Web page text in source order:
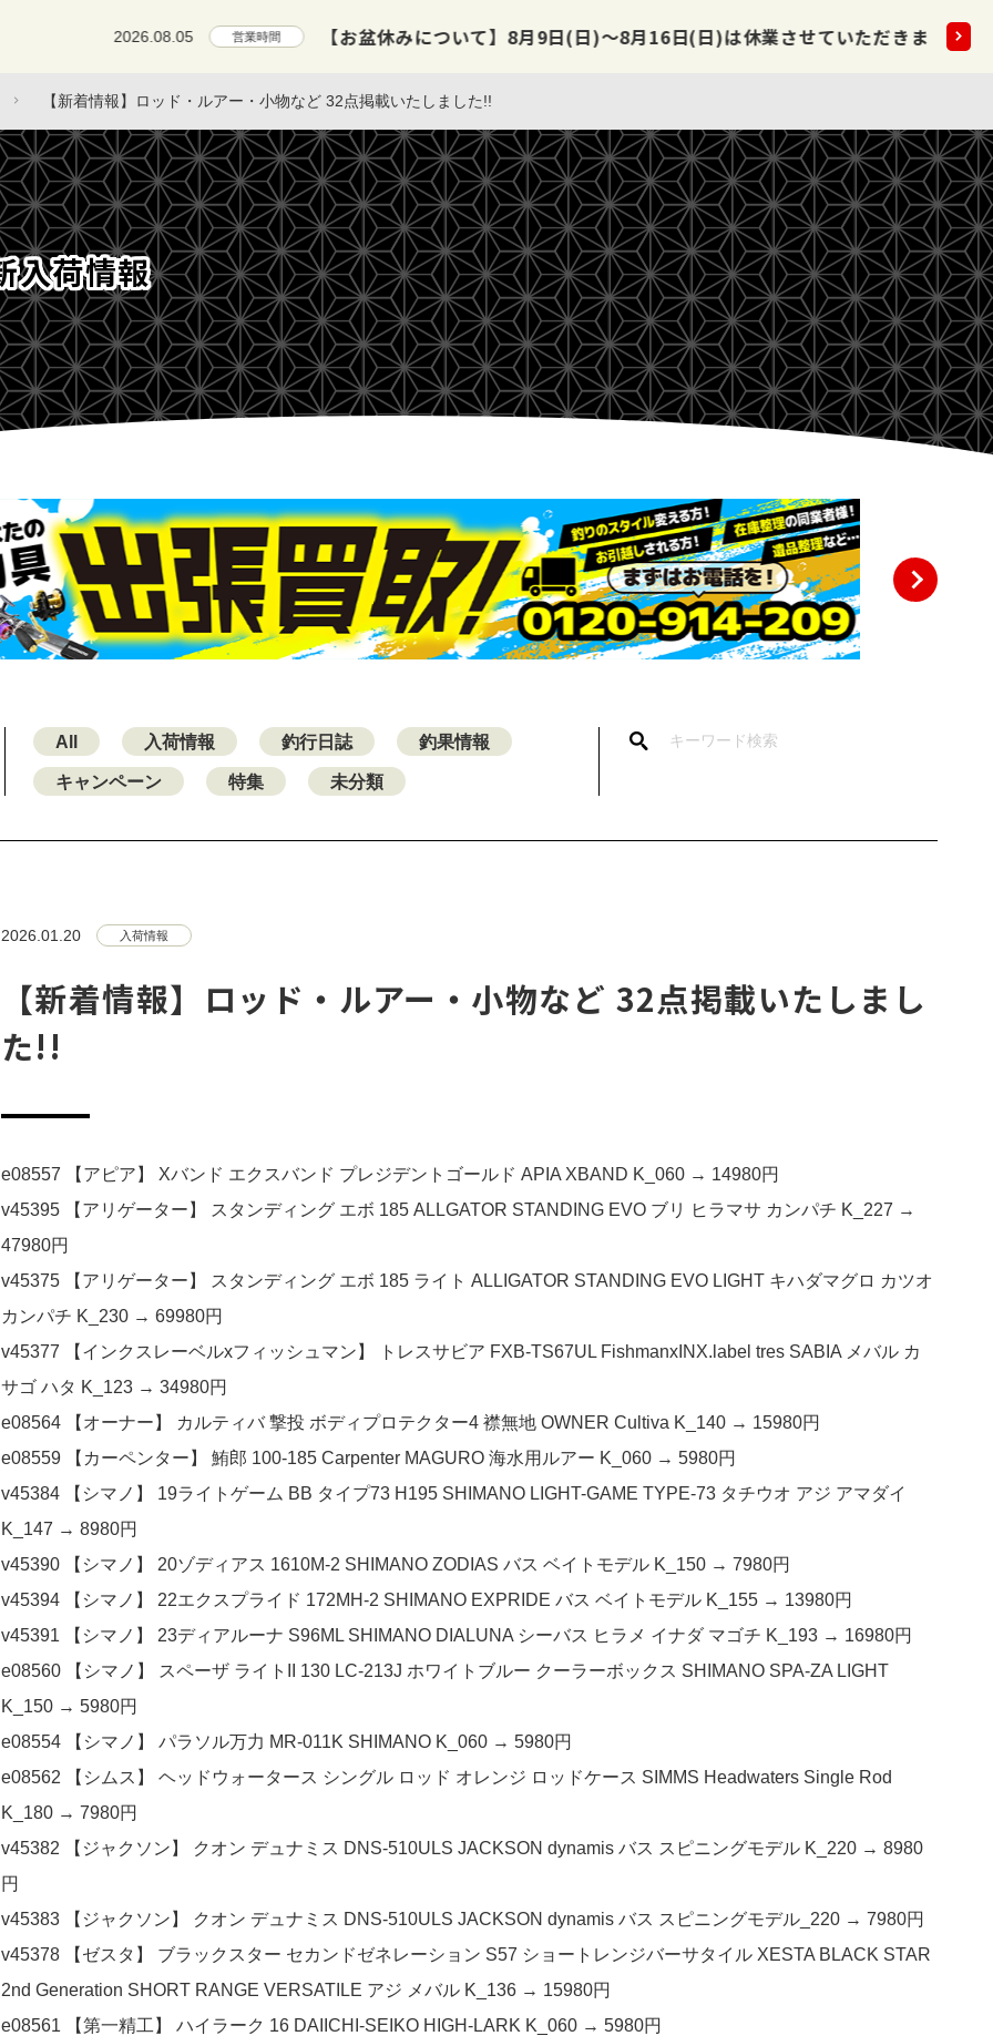
営業時間 【お盆休みについて】8月9日(日)～8月16日(日)は休業させていただきます。
【新着情報】ロッド・ルアー・小物など 32点掲載いたしました!!
入荷情報
All 入荷情報 釣行日誌 釣果情報
キャンペーン 特集 未分類
2026.01.20 入荷情報
【新着情報】ロッド・ルアー・小物など 32点掲載いたしまし
た!!
e08557 【アピア】 Xバンド エクスバンド プレジデントゴールド APIA XBAND K_060 → 14980円
v45395 【アリゲーター】 スタンディング エボ 185 ALLGATOR STANDING EVO ブリ ヒラマサ カンパチ K_227 →
47980円
v45375 【アリゲーター】 スタンディング エボ 185 ライト ALLIGATOR STANDING EVO LIGHT キハダマグロ カツオ
カンパチ K_230 → 69980円
v45377 【インクスレーベルxフィッシュマン】 トレスサビア FXB-TS67UL FishmanxINX.label tres SABIA メバル カ
サゴ ハタ K_123 → 34980円
e08564 【オーナー】 カルティバ 撃投 ボディプロテクター4 襟無地 OWNER Cultiva K_140 → 15980円
e08559 【カーペンター】 鮪郎 100-185 Carpenter MAGURO 海水用ルアー K_060 → 5980円
v45384 【シマノ】 19ライトゲーム BB タイプ73 H195 SHIMANO LIGHT-GAME TYPE-73 タチウオ アジ アマダイ
K_147 → 8980円
v45390 【シマノ】 20ゾディアス 1610M-2 SHIMANO ZODIAS バス ベイトモデル K_150 → 7980円
v45394 【シマノ】 22エクスプライド 172MH-2 SHIMANO EXPRIDE バス ベイトモデル K_155 → 13980円
v45391 【シマノ】 23ディアルーナ S96ML SHIMANO DIALUNA シーバス ヒラメ イナダ マゴチ K_193 → 16980円
e08560 【シマノ】 スペーザ ライトII 130 LC-213J ホワイトブルー クーラーボックス SHIMANO SPA-ZA LIGHT
K_150 → 5980円
e08554 【シマノ】 パラソル万力 MR-011K SHIMANO K_060 → 5980円
e08562 【シムス】 ヘッドウォータース シングル ロッド オレンジ ロッドケース SIMMS Headwaters Single Rod
K_180 → 7980円
v45382 【ジャクソン】 クオン デュナミス DNS-510ULS JACKSON dynamis バス スピニングモデル K_220 → 8980
円
v45383 【ジャクソン】 クオン デュナミス DNS-510ULS JACKSON dynamis バス スピニングモデル_220 → 7980円
v45378 【ゼスタ】 ブラックスター セカンドゼネレーション S57 ショートレンジバーサタイル XESTA BLACK STAR
2nd Generation SHORT RANGE VERSATILE アジ メバル K_136 → 15980円
e08561 【第一精工】 ハイラーク 16 DAIICHI-SEIKO HIGH-LARK K_060 → 5980円